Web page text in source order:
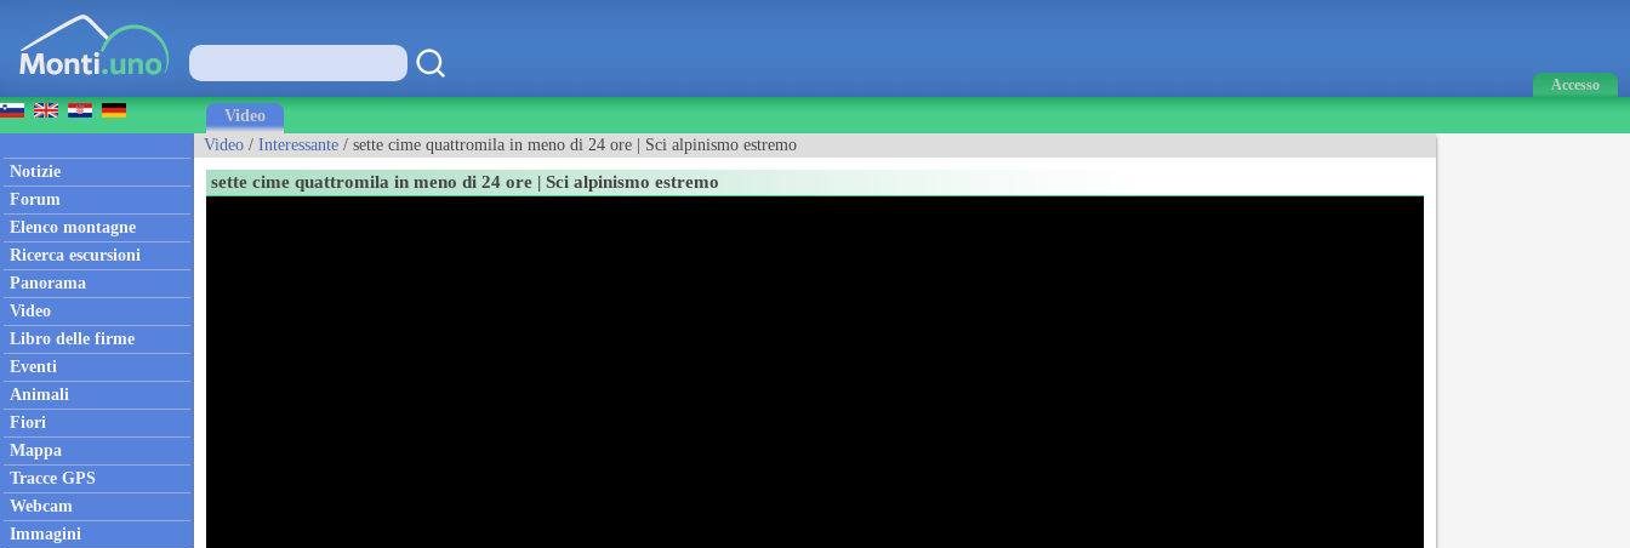
Accesso
Video
Notizie
Forum
Elenco montagne
Ricerca escursioni
Panorama
Video
Libro delle firme
Eventi
Animali
Fiori
Mappa
Tracce GPS
Webcam
Immagini
Video / Interessante / sette cime quattromila in meno di 24 ore | Sci alpinismo estremo
sette cime quattromila in meno di 24 ore | Sci alpinismo estremo